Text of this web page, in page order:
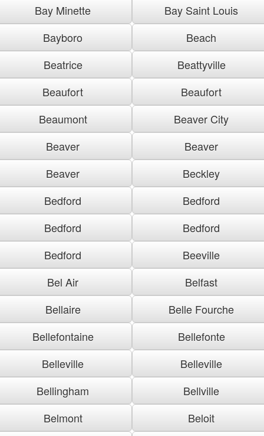
Bay Minette
Bay Saint Louis
Bayboro
Beach
Beatrice
Beattyville
Beaufort
Beaufort
Beaumont
Beaver City
Beaver
Beaver
Beaver
Beckley
Bedford
Bedford
Bedford
Bedford
Bedford
Beeville
Bel Air
Belfast
Bellaire
Belle Fourche
Bellefontaine
Bellefonte
Belleville
Belleville
Bellingham
Bellville
Belmont
Beloit